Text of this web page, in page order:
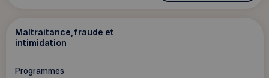
Maltraitance, fraude et
intimidation
Programmes